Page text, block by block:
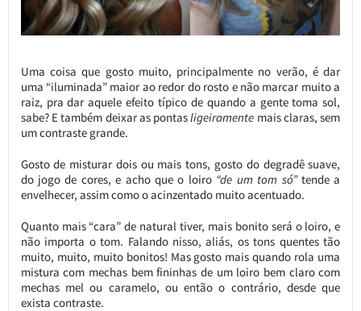
Uma coisa que gosto muito, principalmente no verão, é dar
uma “iluminada” maior ao redor do rosto e não marcar muito a
raiz, pra dar aquele efeito típico de quando a gente toma sol,
sabe? E também deixar as pontasligeiramente mais claras, sem
um contraste grande.
Gosto de misturar dois ou mais tons, gosto do degradê suave,
do jogo de cores, e acho que o loiro “de um tom só”tende a
envelhecer, assim como o acinzentado muito acentuado.
Quanto mais “cara” de natural tiver, mais bonito será o loiro, e
não importa o tom. Falando nisso, aliás, os tons quentes tão
muito, muito, muito bonitos! Mas gosto mais quando rola uma
mistura com mechas bem fininhas de um loiro bem claro com
mechas mel ou caramelo, ou então o contrário, desde que
exista contraste.